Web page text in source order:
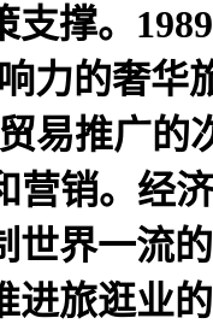
撑。
力的奢华
易推广的
销。经
界一流
旅逛业